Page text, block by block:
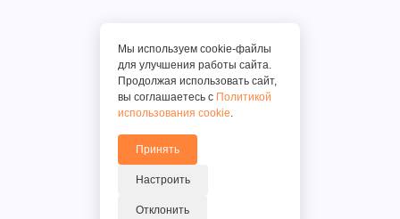
Мы используем cookie-файлы
для улучшения работы сайта.
Продолжая использовать сайт,
вы соглашаетесь с Политикой
использования cookie.
Принять
Настроить
Отклонить